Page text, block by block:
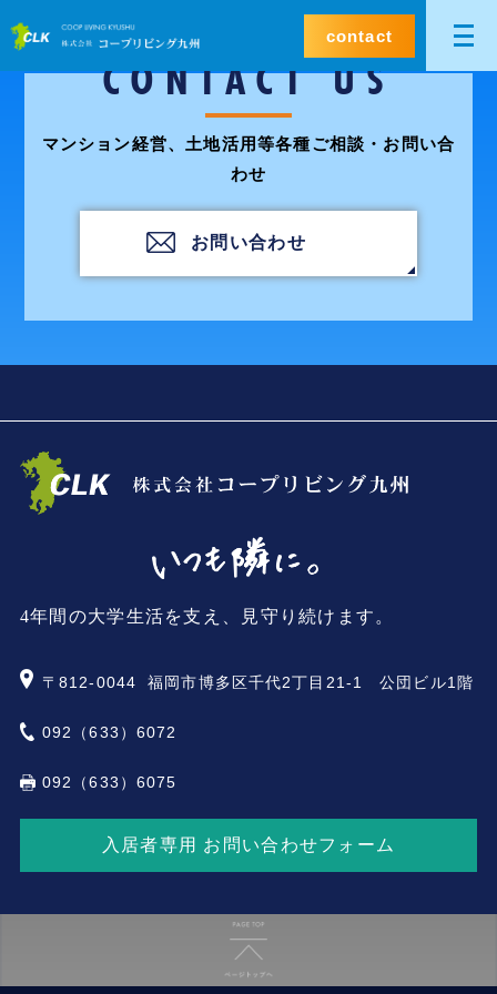
contact
CONTACT US
マンション経営、土地活用等各種ご相談・お問い合
わせ
お問い合わせ
4年間の大学生活を支え、見守り続けます。
〒812-0044 福岡市博多区千代2丁目21-1 公団ビル1階
092（633）6072
092（633）6075
入居者専用 お問い合わせフォーム